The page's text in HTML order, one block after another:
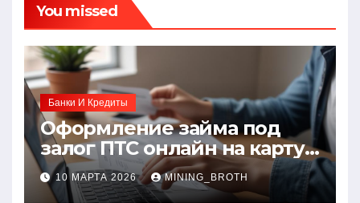
You missed
Банки И Кредиты
Оформление займа под
залог ПТС онлайн на карту
без визита в офис: порядок,
требования и документы
10 МАРТА 2026 MINING_BROTH